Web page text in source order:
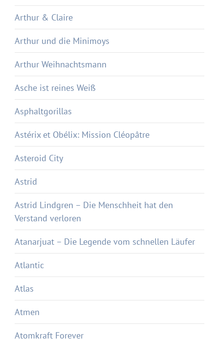
Arthur & Claire
Arthur und die Minimoys
Arthur Weihnachtsmann
Asche ist reines Weiß
Asphaltgorillas
Astérix et Obélix: Mission Cléopâtre
Asteroid City
Astrid
Astrid Lindgren – Die Menschheit hat den
Verstand verloren
Atanarjuat – Die Legende vom schnellen Läufer
Atlantic
Atlas
Atmen
Atomkraft Forever